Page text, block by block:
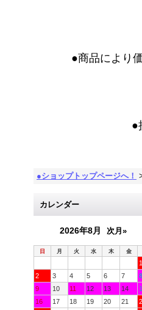
●商品により
●
●ショップトップページへ！
カレンダー
2026年8月 次月»
日 月 火 水 木 金
1
2
3 4 5 6 7
8
9
10 11 12 13 14
16
17 18 19 20 21